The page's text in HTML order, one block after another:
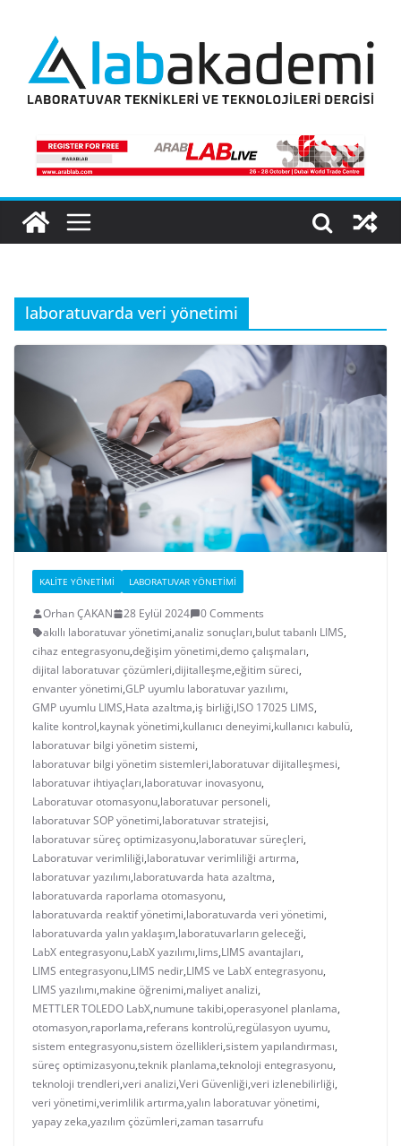
content
laboratuvarda veri yönetimi
KALITE YÖNETIMI LABORATUVAR YÖNETIMI
Orhan ÇAKAN 28 Eylül 2024
0 Comments
akıllı laboratuvar yönetimi,analiz sonuçları,bulut tabanlı LIMS,
cihaz entegrasyonu,değişim yönetimi,demo çalışmaları,
dijital laboratuvar çözümleri,dijitalleşme,eğitim süreci,
envanter yönetimi,GLP uyumlu laboratuvar yazılımı,
GMP uyumlu LIMS,Hata azaltma,iş birliği,ISO 17025 LIMS,
kalite kontrol,kaynak yönetimi,kullanıcı deneyimi,kullanıcı kabulü,
laboratuvar bilgi yönetim sistemi,
laboratuvar bilgi yönetim sistemleri,laboratuvar dijitalleşmesi,
laboratuvar ihtiyaçları,laboratuvar inovasyonu,
Laboratuvar otomasyonu,laboratuvar personeli,
laboratuvar SOP yönetimi,laboratuvar stratejisi,
laboratuvar süreç optimizasyonu,laboratuvar süreçleri,
Laboratuvar verimliliği,laboratuvar verimliliği artırma,
laboratuvar yazılımı,laboratuvarda hata azaltma,
laboratuvarda raporlama otomasyonu,
laboratuvarda reaktif yönetimi,laboratuvarda veri yönetimi,
laboratuvarda yalın yaklaşım,laboratuvarların geleceği,
LabX entegrasyonu,LabX yazılımı,lims,LIMS avantajları,
LIMS entegrasyonu,LIMS nedir,LIMS ve LabX entegrasyonu,
LIMS yazılımı,makine öğrenimi,maliyet analizi,
METTLER TOLEDO LabX,numune takibi,operasyonel planlama,
otomasyon,raporlama,referans kontrolü,regülasyon uyumu,
sistem entegrasyonu,sistem özellikleri,sistem yapılandırması,
süreç optimizasyonu,teknik planlama,teknoloji entegrasyonu,
teknoloji trendleri,veri analizi,Veri Güvenliği,veri izlenebilirliği,
veri yönetimi,verimlilik artırma,yalın laboratuvar yönetimi,
yapay zeka,yazılım çözümleri,zaman tasarrufu